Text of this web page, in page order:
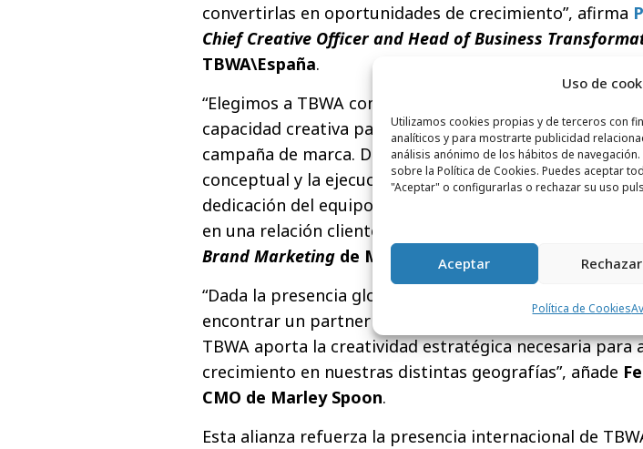
Uso de
Utilizamos cookies propias y de terceros con
analíticos y para mostrarte publicidad
análisis anónimo de los hábitos de navegación.
sobre la Política de Cookies. Puedes aceptar
"Aceptar" o configurarlas o rechazar su uso
Aceptar Rechazar
Política de Cookies
convertirlas en oportunidades de crecimiento”, afirma
Chief Creative Officer and Head of Business
TBWA\España.
“Elegimos a TBWA como partner por su experiencia
capacidad creativa para transformar insights potentes
campaña de marca. Desde la estrategia hasta el
conceptual y la ejecución, nos impresionó la
dedicación del equipo al proyecto. Y eso marca una
en una relación cliente-agencia exitosa”, señala
Brand Marketing de Marley Spoon
“Dada la presencia global de Marley Spoon, era
encontrar un partner con una sólida experiencia
TBWA aporta la creatividad estratégica necesaria para
crecimiento en nuestras distintas geografías”, añade
CMO de Marley Spoon.
Esta alianza refuerza la presencia internacional de